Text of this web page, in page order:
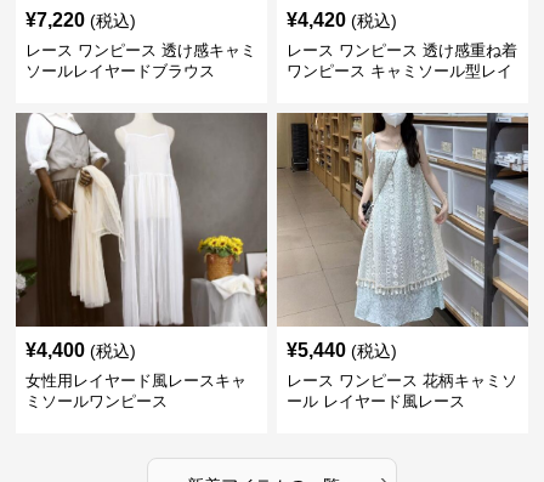
¥7,220 (税込)
レース ワンピース 透け感キャミ
ソールレイヤードブラウス
¥4,420 (税込)
レース ワンピース 透け感重ね着
ワンピース キャミソール型レイ
¥4,400 (税込)
女性用レイヤード風レースキャ
ミソールワンピース
¥5,440 (税込)
レース ワンピース 花柄キャミソ
ール レイヤード風レース